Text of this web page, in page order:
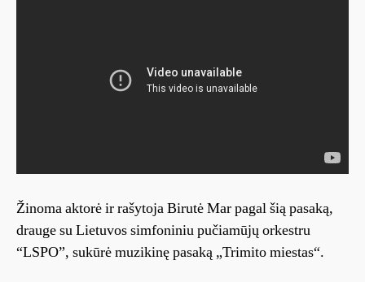
Žinoma aktorė ir rašytoja Birutė Mar pagal šią pasaką,
drauge su Lietuvos simfoniniu pučiamūjų orkestru
“LSPO”, sukūrė muzikinę pasaką „Trimito miestas“.